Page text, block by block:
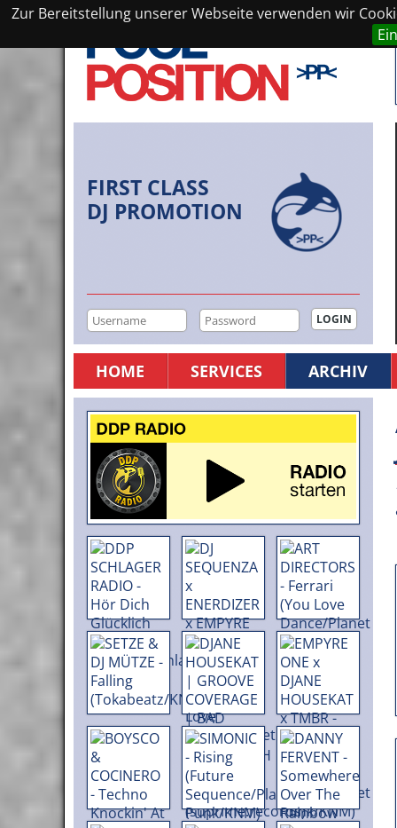
Zur Bereitstellung unserer Webseite verwenden wir
FIRST CLASS
DJ PROMOTION
HOME SERVICES ARCHIV